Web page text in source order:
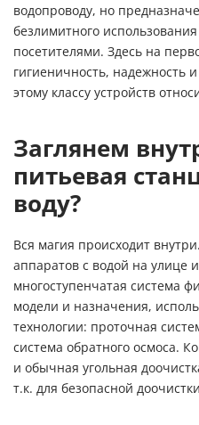
водопроводу, но
безлимитного
посетителями. Здесь на
гигиеничность, надежность
этому классу устройств
Заглянем
питьевая
воду?
Вся магия происходит
аппаратов с водой на
многоступенчатая система
модели и назначения,
технологии: проточная
система обратного осмоса.
и обычная угольная
т.к. для безопасной